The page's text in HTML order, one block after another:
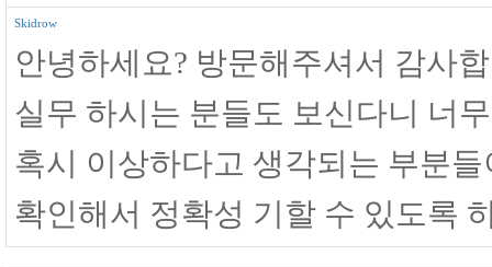
Skidrow
안녕하세요? 방문해주셔서 감사
실무 하시는 분들도 보신다니 너
혹시 이상하다고 생각되는 부분
확인해서 정확성 기할 수 있도록